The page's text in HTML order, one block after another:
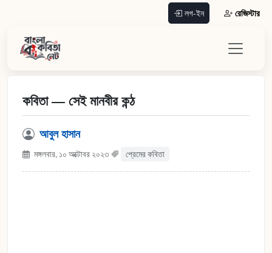
লগ-ইন রেজিস্টার
কবিতা — সেই মানবীর কন্ঠ
আবুল হাসান
মঙ্গলবার, ১০ অক্টোবর ২০২৩ প্রেমের কবিতা